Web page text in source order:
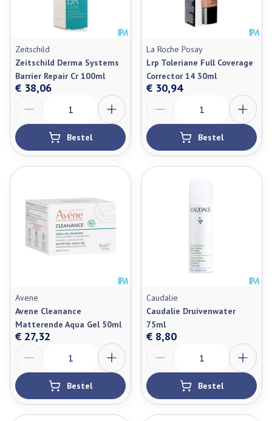
Zeitschild
Zeitschild Derma Systems
Barrier Repair Cr 100ml
€ 38,06
Bestel
La Roche Posay
Lrp Toleriane Full Coverage
Corrector 14 30ml
€ 30,94
Bestel
Avene
Avene Cleanance
Matterende Aqua Gel 50ml
€ 27,32
Bestel
Caudalie
Caudalie Druivenwater
75ml
€ 8,80
Bestel